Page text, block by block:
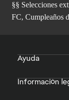
§§ Selecciones
FC, Cumpleaños
Ayuda
Información